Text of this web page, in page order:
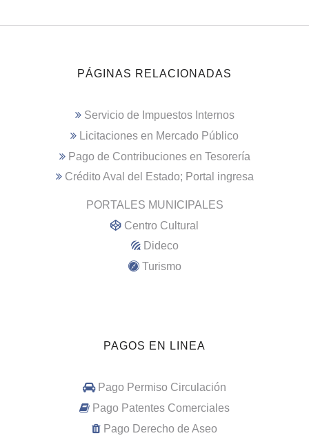
PÁGINAS RELACIONADAS
Servicio de Impuestos Internos
Licitaciones en Mercado Público
Pago de Contribuciones en Tesorería
Crédito Aval del Estado; Portal ingresa
PORTALES MUNICIPALES
Centro Cultural
Dideco
Turismo
PAGOS EN LINEA
Pago Permiso Circulación
Pago Patentes Comerciales
Pago Derecho de Aseo